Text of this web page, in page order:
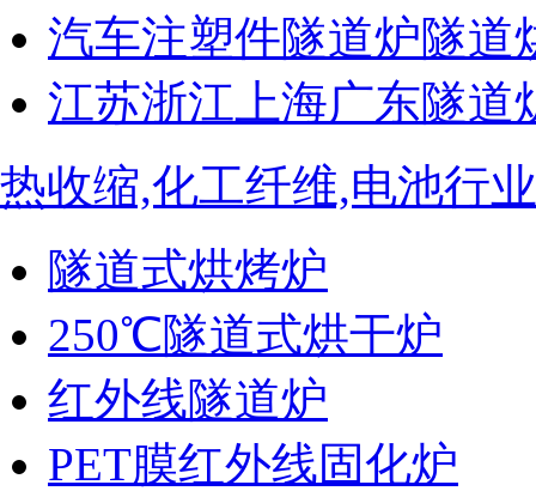
汽车注塑件隧道炉隧道
江苏浙江上海广东隧道
热收缩,化工纤维,电池行
隧道式烘烤炉
250℃隧道式烘干炉
红外线隧道炉
PET膜红外线固化炉